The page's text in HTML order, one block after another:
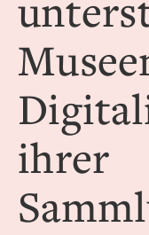
ihrer